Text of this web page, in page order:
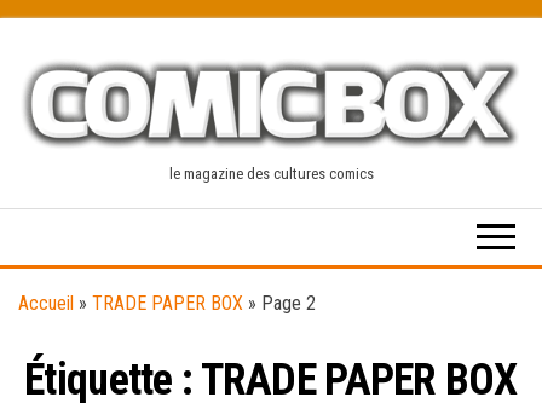
content
le magazine des cultures comics
Accueil » TRADE PAPER BOX » Page 2
Étiquette : TRADE PAPER BOX